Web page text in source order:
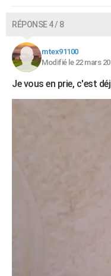
RÉPONSE 4 / 8
mtex91100
Modifié le 22 mars
Je vous en prie, c'est